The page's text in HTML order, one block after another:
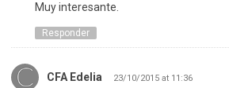
Muy interesante.
Responder
CFA Edelia 23/10/2015 at 11:36